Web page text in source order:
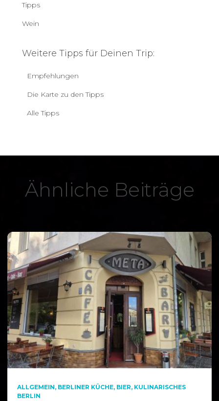
Tipps
Wein
Weitere Tipps für Deinen Trip:
Empfehlungen
Die Karte zu den Tipps
Alle Tipps
Ähnliche Beiträge
ALLGEMEIN BERLINER KÜCHE BIER KULINARISCHES
BERLIN